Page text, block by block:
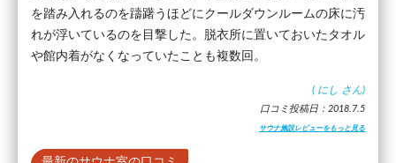
を踏み入れるのを躊躇うほどにクールダウンルームの床に汚
れが浮いているのを目撃した。脱衣所に置いておいたタオル
や館内着がなくなっていたことも複数回。
( にし さん)
口コミ投稿日：2018.7.5
サウナ施設レビューをもっと見る